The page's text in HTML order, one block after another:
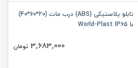
تابلو پلاستیکی (ABS) درب مات (20*60*40)
با World-Plast IP65
3,683,000 تومان